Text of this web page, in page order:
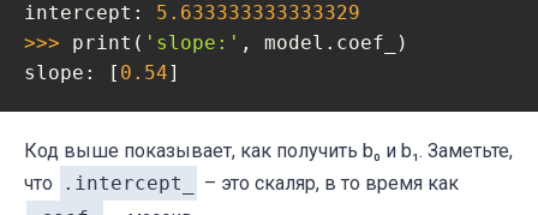
intercept: 5.633333333333329
>>> print( 'slope:' , model.coef_)
slope: [ 0.54]
Код выше показывает, как получить b₀ и b₁. Заметьте,
что
.intercept_
– это скаляр, в то время как